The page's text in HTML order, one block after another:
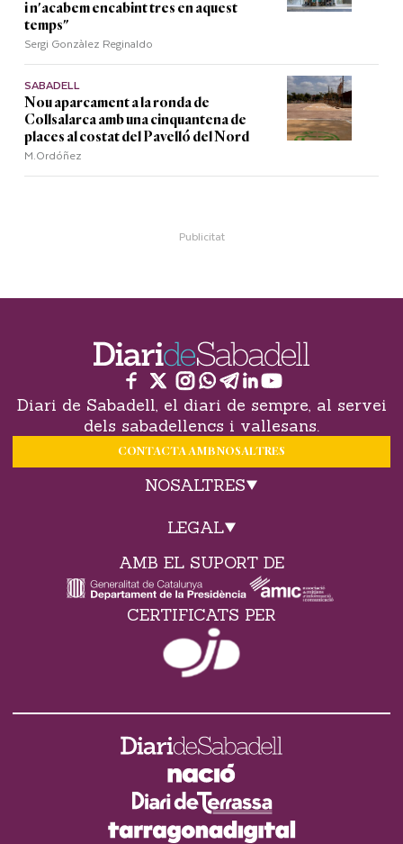
i n'acabem encabint tres en aquest
temps"
Sergi Gonzàlez Reginaldo
SABADELL
Nou aparcament a la ronda de
Collsalarca amb una cinquantena de
places al costat del Pavelló del Nord
M.Ordóñez
Diari de Sabadell, el diari de sempre, al servei
dels sabadellencs i vallesans.
CONTACTA AMB NOSALTRES
NOSALTRES
LEGAL
AMB EL SUPORT DE
CERTIFICATS PER